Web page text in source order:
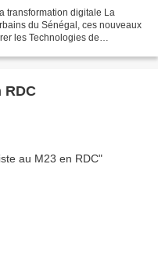
transformation digitale La
du Sénégal, ces nouveaux
les Technologies de
RDC